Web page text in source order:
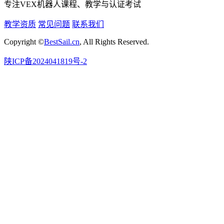
专注VEX机器人课程、教学与认证考试
教学资质 常见问题 联系我们
Copyright ©BestSail.cn, All Rights Reserved.
陕ICP备2024041819号-2